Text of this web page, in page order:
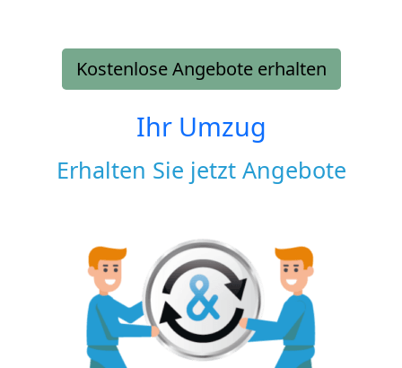
Kostenlose Angebote erhalten
Ihr Umzug
Erhalten Sie jetzt Angebote